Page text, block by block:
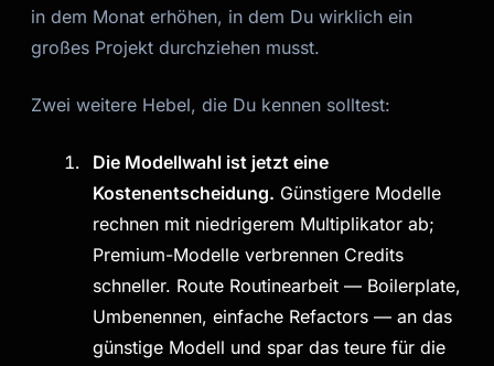
in dem Monat erhöhen, in dem Du wirklich ein
großes Projekt durchziehen musst.
Zwei weitere Hebel, die Du kennen solltest:
Die Modellwahl ist jetzt eine
Kostenentscheidung. Günstigere Modelle
rechnen mit niedrigerem Multiplikator ab;
Premium-Modelle verbrennen Credits
schneller. Route Routinearbeit — Boilerplate,
Umbenennen, einfache Refactors — an das
günstige Modell und spar das teure für die